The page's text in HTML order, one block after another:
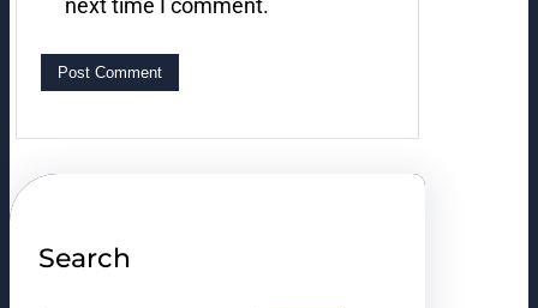
next time I comment.
Search